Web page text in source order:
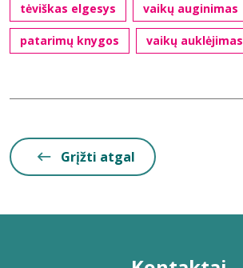
tėviškas elgesys vaikų auginimas
patarimų knygos vaikų auklėjimas
Grįžti atgal